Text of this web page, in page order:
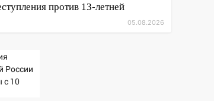
против 13-летней
05.08.2026
России
с 10